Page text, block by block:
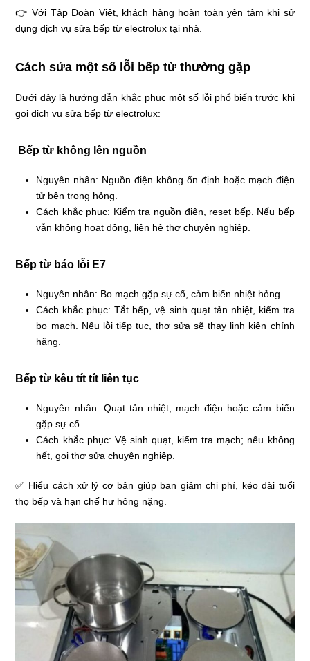
👉 Với Tập Đoàn Việt, khách hàng hoàn toàn yên tâm khi sử
dụng dịch vụ sửa bếp từ electrolux tại nhà.
Cách sửa một số lỗi bếp từ thường gặp
Dưới đây là hướng dẫn khắc phục một số lỗi phổ biến trước khi
gọi dịch vụ sửa bếp từ electrolux:
Bếp từ không lên nguồn
Nguyên nhân: Nguồn điện không ổn định hoặc mạch điện
tử bên trong hỏng.
Cách khắc phục: Kiểm tra nguồn điện, reset bếp. Nếu bếp
vẫn không hoạt động, liên hệ thợ chuyên nghiệp.
Bếp từ báo lỗi E7
Nguyên nhân: Bo mạch gặp sự cố, cảm biến nhiệt hỏng.
Cách khắc phục: Tắt bếp, vệ sinh quạt tản nhiệt, kiểm tra
bo mạch. Nếu lỗi tiếp tục, thợ sửa sẽ thay linh kiện chính
hãng.
Bếp từ kêu tít tít liên tục
Nguyên nhân: Quạt tản nhiệt, mạch điện hoặc cảm biến
gặp sự cố.
Cách khắc phục: Vệ sinh quạt, kiểm tra mạch; nếu không
hết, gọi thợ sửa chuyên nghiệp.
✅ Hiểu cách xử lý cơ bản giúp bạn giảm chi phí, kéo dài tuổi
thọ bếp và hạn chế hư hỏng nặng.